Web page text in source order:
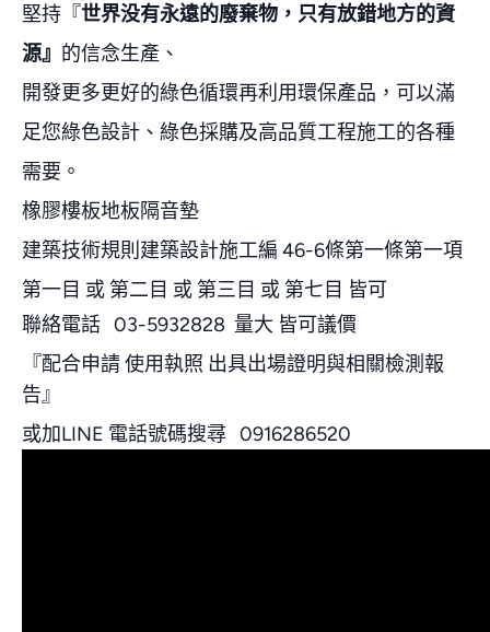
堅持『世界没有永遠的廢棄物，只有放錯地方的資
源』 的信念生產、
開發更多更好的綠色循環再利用環保產品，可以滿
足您綠色設計、綠色採購及高品質工程施工的各種
需要。
橡膠樓板地板隔音墊
建築技術規則建築設計施工編 46-6條第一條第一項
第一目 或 第二目 或 第三目 或 第七目 皆可
聯絡電話 03-5932828 量大 皆可議價
『配合申請 使用執照 出具出場證明與相關檢測報
告』
或加LINE 電話號碼搜尋 0916286520